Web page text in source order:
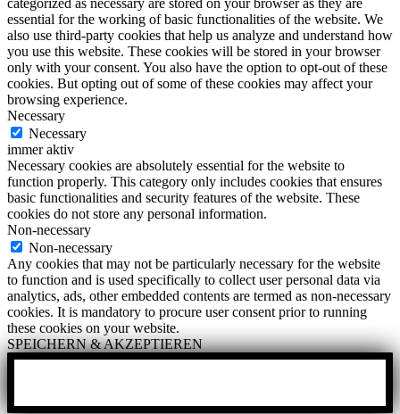
categorized as necessary are stored on your browser as they are
essential for the working of basic functionalities of the website. We
also use third-party cookies that help us analyze and understand how
you use this website. These cookies will be stored in your browser
only with your consent. You also have the option to opt-out of these
cookies. But opting out of some of these cookies may affect your
browsing experience.
Necessary
Necessary
immer aktiv
Necessary cookies are absolutely essential for the website to
function properly. This category only includes cookies that ensures
basic functionalities and security features of the website. These
cookies do not store any personal information.
Non-necessary
Non-necessary
Any cookies that may not be particularly necessary for the website
to function and is used specifically to collect user personal data via
analytics, ads, other embedded contents are termed as non-necessary
cookies. It is mandatory to procure user consent prior to running
these cookies on your website.
SPEICHERN & AKZEPTIEREN